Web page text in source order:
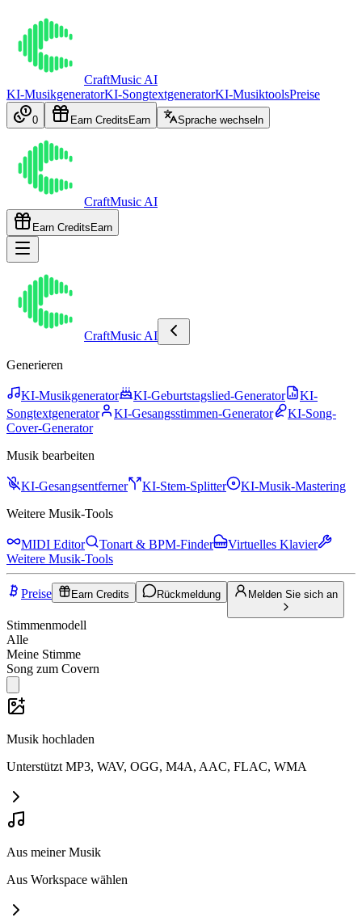
CraftMusic AI
KI-MusikgeneratorKI-SongtextgeneratorKI-MusiktoolsPreise
0 Earn Credits Earn Sprache wechseln
CraftMusic AI
Earn Credits Earn
CraftMusic AI
Generieren
KI-Musikgenerator KI-Geburtstagslied-Generator
KI-
Songtextgenerator
KI-Gesangsstimmen-Generator
KI-Song-
Cover-Generator
Musik bearbeiten
KI-Gesangsentferner KI-Stem-Splitter
KI-Musik-Mastering
Weitere Musik-Tools
MIDI Editor Tonart & BPM-Finder
Virtuelles Klavier
Weitere Musik-Tools
Preise Earn Credits Rückmeldung Melden Sie sich an
Stimmenmodell
Alle
Meine Stimme
Song zum Covern
Musik hochladen
Unterstützt MP3, WAV, OGG, M4A, AAC, FLAC, WMA
Aus meiner Musik
Aus Workspace wählen